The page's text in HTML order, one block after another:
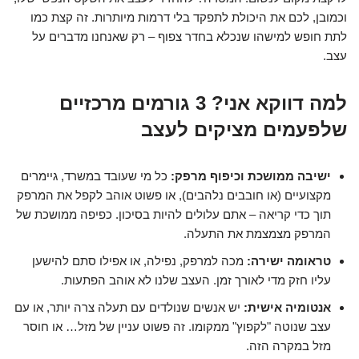
וכמובן, לכם את היכולת לתפקד בלי דרמות מיותרות. זה קצת כמו
לתת חופש למישהו שנכלא בחדר צפוף – רק שאנחנו מדברים על
עצב.
למה דווקא אני? 3 גורמים מרכזיים
שלפעמים מציקים לעצב
ישיבה ממושכת וכיפוף מרפק: כל מי שעובד במשרד, גיימרים
מקצועיים (או חובבים נלהבים), או פשוט אוהב לקפל את המרפק
תוך כדי קריאה – אתם עלולים להיות בסיכון. כפיפה ממושכת של
המרפק מצמצמת את התעלה.
טראומה ישירה: מכה למרפק, נפילה, או אפילו סתם להישען
עליו חזק מדי לאורך זמן. העצב שלנו לא אוהב הפתעות.
אנטומיה אישית: יש אנשים שנולדים עם תעלה צרה יותר, או עם
עצב שנוטה "לקפוץ" ממקומו. זה פשוט עניין של מזל… או חוסר
מזל במקרה הזה.